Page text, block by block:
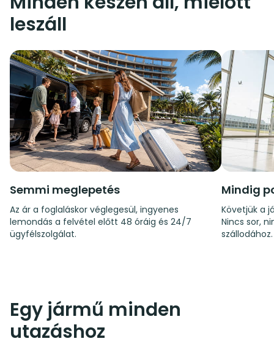
leszáll
Semmi meglepetés
Az ár a foglaláskor véglegesül, ingyenes
lemondás a felvétel előtt 48 óráig és 24/7
ügyfélszolgálat.
Mindig
Követjük a
Nincs sor,
szállodához.
Egy jármű minden
utazáshoz